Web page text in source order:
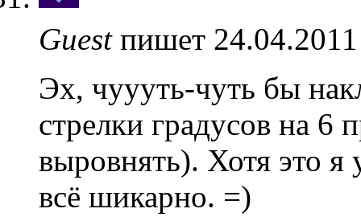
Guestпишет
Эх, чуууть-чуть бы
стрелки градусов на 6
выровнять). Хотя это
всё шикарно. =)